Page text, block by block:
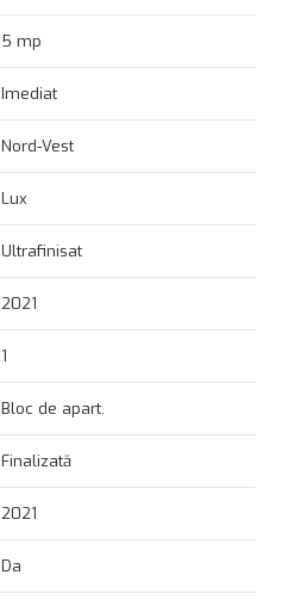
5 mp
Imediat
Nord-Vest
Lux
Ultrafinisat
2021
1
Bloc de apart.
Finalizată
2021
Da